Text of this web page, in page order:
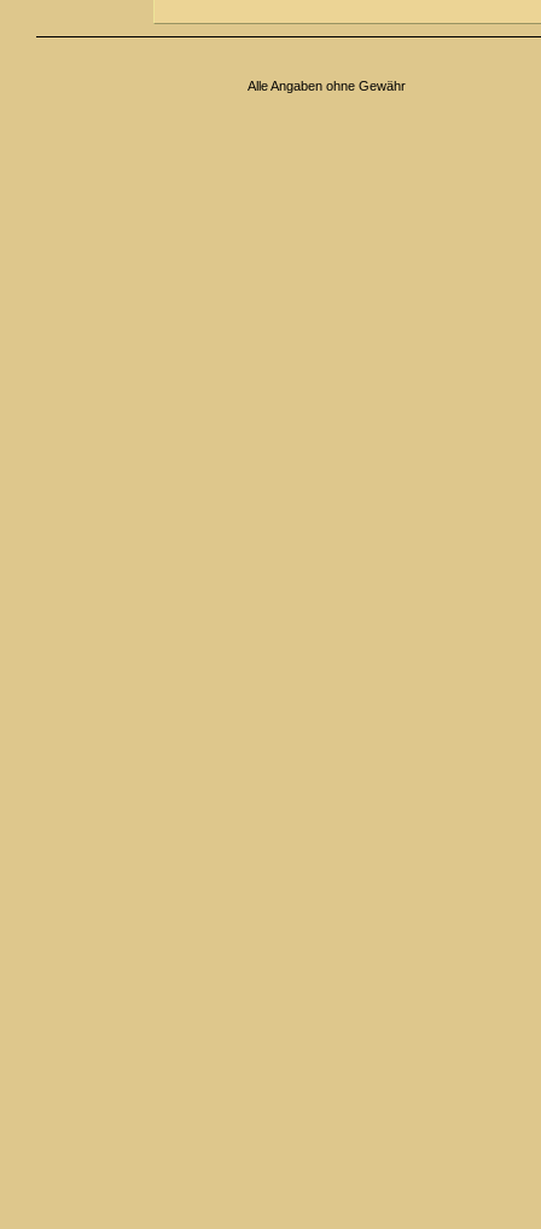
Alle Angaben ohne Gewähr